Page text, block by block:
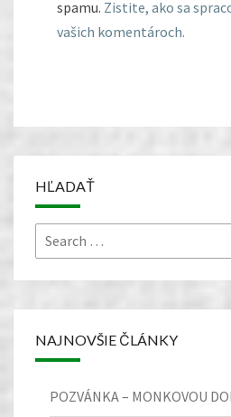
spamu. Zistite, ako sa
vašich komentároch.
HĽADAŤ
Search
for:
NAJNOVŠIE ČLÁNKY
POZVÁNKA – MONKOVOU